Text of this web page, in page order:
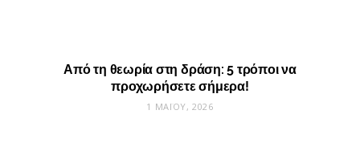
Από τη θεωρία στη δράση: 5 τρόποι να
προχωρήσετε σήμερα!
1 ΜΑΪ́ΟΥ, 2026